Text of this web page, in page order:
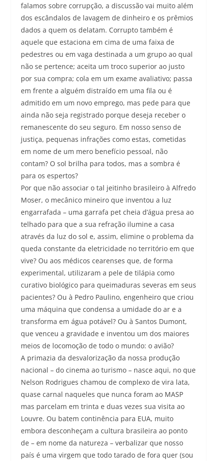
falamos sobre corrupção, a discussão vai muito além
dos escândalos de lavagem de dinheiro e os prêmios
dados a quem os delatam. Corrupto também é
aquele que estaciona em cima de uma faixa de
pedestres ou em vaga destinada a um grupo ao qual
não se pertence; aceita um troco superior ao justo
por sua compra; cola em um exame avaliativo; passa
em frente a alguém distraído em uma fila ou é
admitido em um novo emprego, mas pede para que
ainda não seja registrado porque deseja receber o
remanescente do seu seguro. Em nosso senso de
justiça, pequenas infrações como estas, cometidas
em nome de um mero benefício pessoal, não
contam? O sol brilha para todos, mas a sombra é
para os espertos?
Por que não associar o tal jeitinho brasileiro à Alfredo
Moser, o mecânico mineiro que inventou a luz
engarrafada – uma garrafa pet cheia d’água presa ao
telhado para que a sua refração ilumine a casa
através da luz do sol e, assim, elimine o problema da
queda constante da eletricidade no território em que
vive? Ou aos médicos cearenses que, de forma
experimental, utilizaram a pele de tilápia como
curativo biológico para queimaduras severas em seus
pacientes? Ou à Pedro Paulino, engenheiro que criou
uma máquina que condensa a umidade do ar e a
transforma em água potável? Ou à Santos Dumont,
que venceu a gravidade e inventou um dos maiores
meios de locomoção de todo o mundo: o avião?
A primazia da desvalorização da nossa produção
nacional – do cinema ao turismo – nasce aqui, no que
Nelson Rodrigues chamou de complexo de vira lata,
quase carnal naqueles que nunca foram ao MASP
mas parcelam em trinta e duas vezes sua visita ao
Louvre. Ou batem continência para EUA, muito
embora desconheçam a cultura brasileira ao ponto
de – em nome da natureza – verbalizar que nosso
país é uma virgem que todo tarado de fora quer (sou